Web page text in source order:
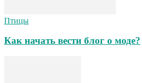
Птицы
Как начать вести блог о моде?